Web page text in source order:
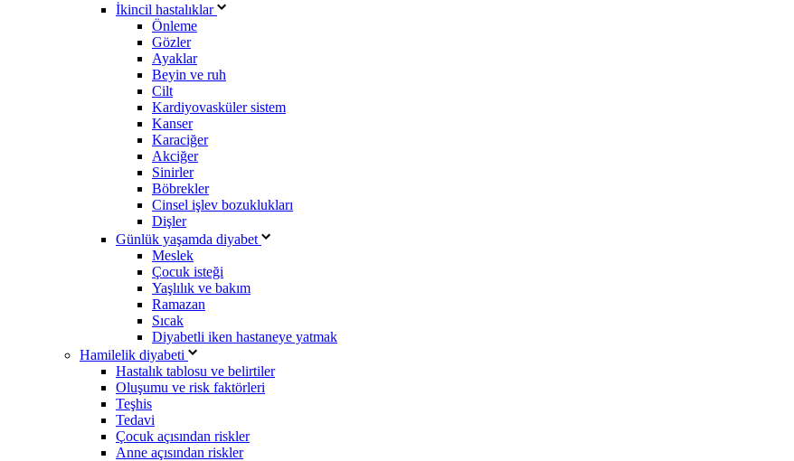
İkincil hastalıklar
Önleme
Gözler
Ayaklar
Beyin ve ruh
Cilt
Kardiyovasküler sistem
Kanser
Karaciğer
Akciğer
Sinirler
Böbrekler
Cinsel işlev bozuklukları
Dişler
Günlük yaşamda diyabet
Meslek
Çocuk isteği
Yaşlılık ve bakım
Ramazan
Sıcak
Diyabetli iken hastaneye yatmak
Hamilelik diyabeti
Hastalık tablosu ve belirtiler
Oluşumu ve risk faktörleri
Teşhis
Tedavi
Çocuk açısından riskler
Anne açısından riskler